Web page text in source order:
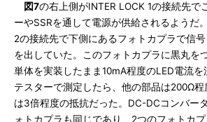
図7の右上側がINTER LOCK 1の接続先で
ーやSSRを通して電源が供給されるようだ
2の接続先で下側にあるフォトカプラで信
を出していた。このフォトカプラに黒丸を
単体を実装したまま10mA程度のLED電流
テスターで測定したら、他の部品は200Ω
は3倍程度の抵抗だった。DC-DCコンバー
ォトカプラも同じであり、2つのフォトカ